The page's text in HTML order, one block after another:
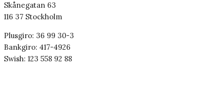
Skånegatan 63
116 37 Stockholm
Plusgiro: 36 99 30-3
Bankgiro: 417-4926
Swish: 123 558 92 88